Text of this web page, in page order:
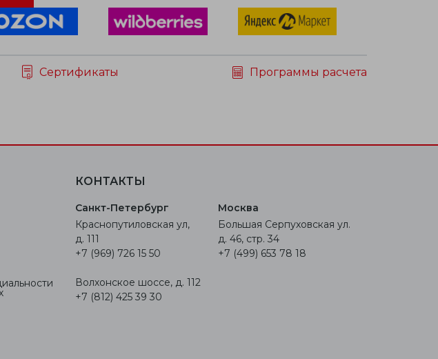
Сертификаты
Программы расчета
КОНТАКТЫ
Санкт-Петербург
Краснопутиловская ул,
д. 111
+7 (969) 726 15 50
Волхонское шоссе, д. 112
+7 (812) 425 39 30
Москва
Большая Серпуховская ул.
д. 46, стр. 34
+7 (499) 653 78 18